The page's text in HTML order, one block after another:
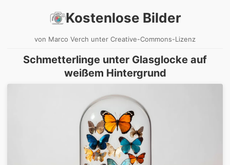
Kostenlose Bilder
von Marco Verch unter Creative-Commons-Lizenz
Schmetterlinge unter Glasglocke auf
weißem Hintergrund